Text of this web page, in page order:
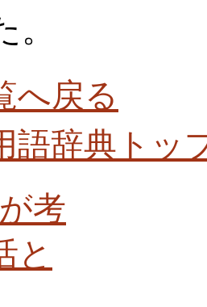
へ戻る
語辞典トッ